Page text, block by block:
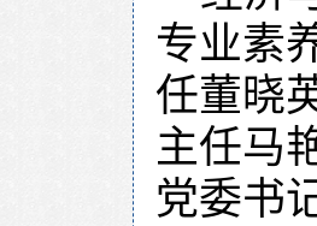
专业素
任董晓
主任马
党委书